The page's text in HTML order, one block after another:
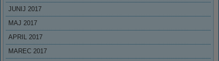
JUNIJ 2017
MAJ 2017
APRIL 2017
MAREC 2017